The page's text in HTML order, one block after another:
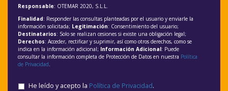
Responsable: OTEMAR 2020, S.L.L.
Finalidad: Responder las consultas planteadas por el usuario y enviarle la
información solicitada; Legitimación: Consentimiento del usuario;
Destinatarios: Solo se realizan cesiones si existe una obligación legal;
Derechos: Acceder, rectificar y suprimir, así como otros derechos, como se
indica en la información adicional; Información Adicional: Puede
consultar la información completa de Protección de Datos en nuestra Política
de Privacidad.
He leído y acepto la Política de Privacidad.